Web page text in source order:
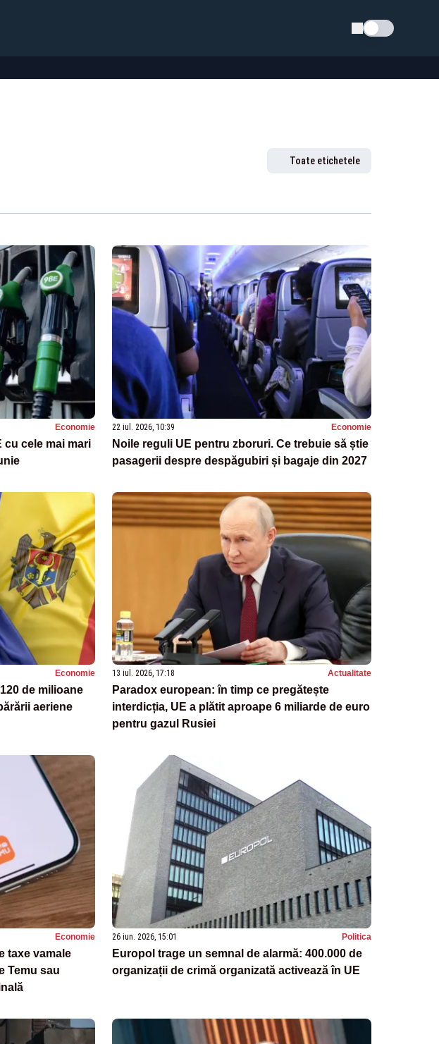
Schimba tema
Toate etichetele
Economie
cu cele mai mari
22 iul. 2026, 10:39 Economie
Noile reguli UE pentru zboruri. Ce trebuie să știe
pasagerii despre despăgubiri și bagaje din 2027
Economie
de milioane
aeriene
13 iul. 2026, 17:18 Actualitate
Paradox european: în timp ce pregătește
interdicția, UE a plătit aproape 6 miliarde de euro
pentru gazul Rusiei
Economie
taxe vamale
Temu sau
26 iun. 2026, 15:01 Politica
Europol trage un semnal de alarmă: 400.000 de
organizații de crimă organizată activează în UE